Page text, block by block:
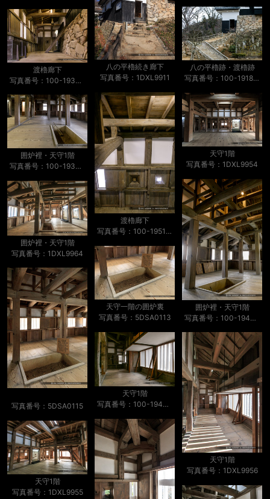
八の平櫓続き廊下
写真番号：1DXL9911
八の平櫓跡・渡櫓跡
写真番号：100-1918S53B-Edit
渡櫓廊下
写真番号：100-1936S53B
渡櫓廊下
写真番号：100-1951S53B
天守1階
写真番号：1DXL9954
囲炉裡・天守1階
写真番号：100-1939S53B
囲炉裡・天守1階
写真番号：100-1949S53B
囲炉裡・天守1階
写真番号：1DXL9964
天守一階の囲炉裏
写真番号：5DSA0113
写真番号：5DSA0115
天守1階
写真番号：100-1940S53B
天守1階
写真番号：1DXL9956
天守1階
写真番号：1DXL9955